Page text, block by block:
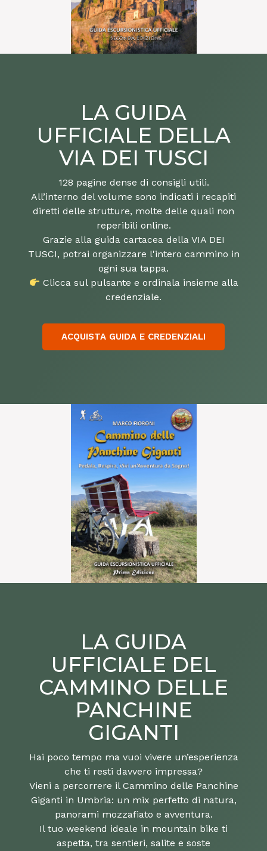
LA GUIDA
UFFICIALE DELLA
VIA DEI TUSCI
128 pagine dense di consigli utili.
All’interno del volume sono indicati i recapiti
diretti delle strutture, molte delle quali non
reperibili online.
Grazie alla guida cartacea della VIA DEI
TUSCI, potrai organizzare l'intero cammino in
Clicca sul pulsante e ordinala insieme alla
credenziale.
ACQUISTA GUIDA E CREDENZIALI
LA GUIDA
UFFICIALE DEL
CAMMINO DELLE
PANCHINE
GIGANTI
Hai poco tempo ma vuoi vivere un’esperienza
che ti resti davvero impressa?
Vieni a percorrere il Cammino delle Panchine
Giganti in Umbria: un mix perfetto di natura,
panorami mozzafiato e avventura.
Il tuo weekend ideale in mountain bike ti
aspetta, tra sentieri, salite e soste